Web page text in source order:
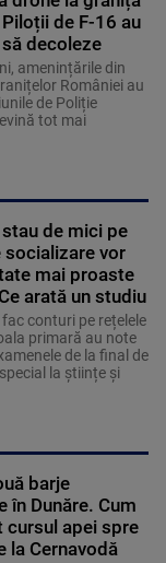
de F-16 au
decoleze
amenințările din
României au
de Poliție
tot mai
de mici pe
socializare vor
mai proaste
arată un studiu
fac conturi pe rețelele
primară au note
de la final de
la științe și
barje
în Dunăre. Cum
cursul apei spre
la Cernavodă